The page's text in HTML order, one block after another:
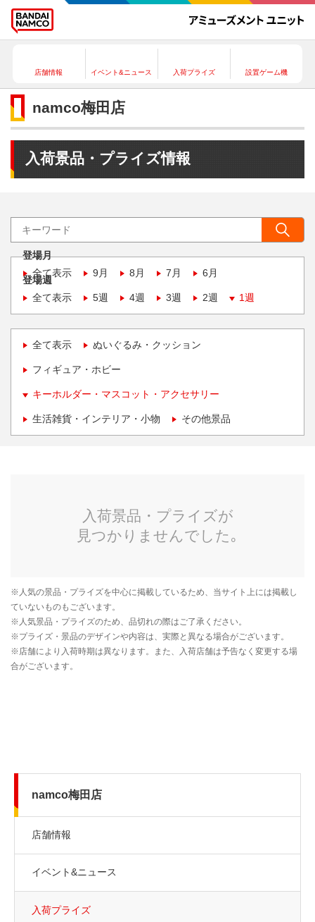
店舗情報 イベント&ニュース 入荷プライズ 設置ゲーム機
namco梅田店
入荷景品・プライズ情報
登場月
全て表示
9月 8月 7月 6月
登場週
全て表示
5週 4週 3週 2週 1週
全て表示 ぬいぐるみ・クッション
フィギュア・ホビー
キーホルダー・マスコット・アクセサリー
生活雑貨・インテリア・小物 その他景品
namco梅田店
店舗情報
イベント&ニュース
入荷プライズ